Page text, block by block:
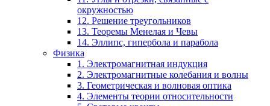
окружностью
12. Решение треугольников
13. Теоремы Менелая и Чевы
14. Эллипс, гипербола и парабола
Физика
1. Электромагнитная индукция
2. Электромагнитные колебания и волны
3. Геометрическая и волновая оптика
4. Элементы теории относительности